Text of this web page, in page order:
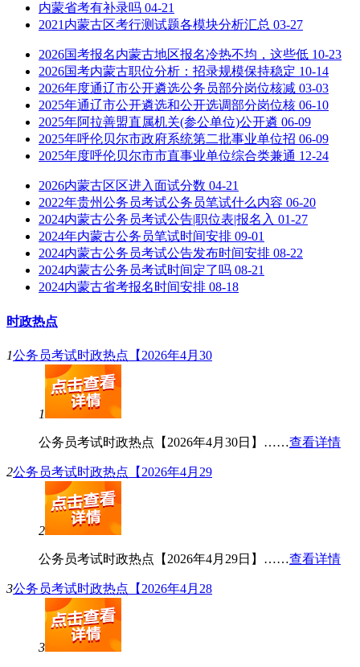
内蒙省考有补录吗 04-21
2021内蒙古区考行测试题各模块分析汇总 03-27
2026国考报名内蒙古地区报名冷热不均，这些低 10-23
2026国考内蒙古职位分析：招录规模保持稳定 10-14
2026年度通辽市公开遴选公务员部分岗位核减 03-03
2025年通辽市公开遴选和公开选调部分岗位核 06-10
2025年阿拉善盟直属机关(参公单位)公开遴 06-09
2025年呼伦贝尔市政府系统第二批事业单位招 06-09
2025年度呼伦贝尔市市直事业单位综合类兼通 12-24
2026内蒙古区区进入面试分数 04-21
2022年贵州公务员考试公务员笔试什么内容 06-20
2024内蒙古公务员考试公告|职位表|报名入 01-27
2024年内蒙古公务员笔试时间安排 09-01
2024内蒙古公务员考试公告发布时间安排 08-22
2024内蒙古公务员考试时间定了吗 08-21
2024内蒙古省考报名时间安排 08-18
时政热点
1公务员考试时政热点【2026年4月30
1
公务员考试时政热点【2026年4月30日】……查看详情
2公务员考试时政热点【2026年4月29
2
公务员考试时政热点【2026年4月29日】……查看详情
3公务员考试时政热点【2026年4月28
3